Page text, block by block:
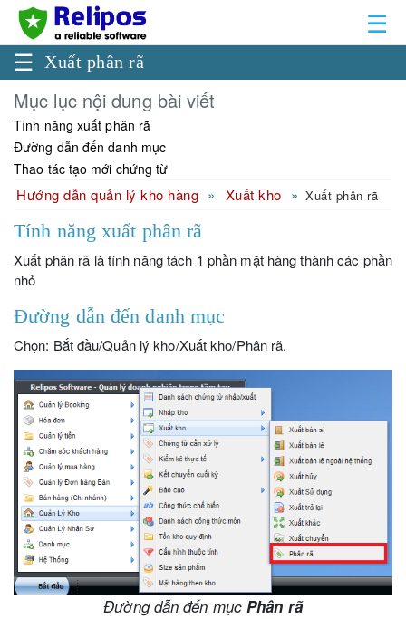
☰
☰ Xuất phân rã
Mục lục nội dung bài viết
Tính năng xuất phân rã
Đường dẫn đến danh mục
Thao tác tạo mới chứng từ
Hướng dẫn quản lý kho hàng Xuất kho Xuất phân rã
Tính năng xuất phân rã
Xuất phân rã là tính năng tách 1 phần mặt hàng thành các phần
nhỏ
Đường dẫn đến danh mục
Chọn: Bắt đầu/Quản lý kho/Xuất kho/Phân rã.
Đường dẫn đến mục Phân rã